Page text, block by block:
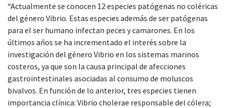
“Actualmente se conocen 12 especies patógenas no coléricas
del género Vibrio. Estas especies además de ser patógenas
para el ser humano infectan peces y camarones. En los
últimos años se ha incrementado el interés sobre la
investigación del género Vibrio en los sistemas marinos
costeros, ya que son la causa principal de afecciones
gastrointestinales asociadas al consumo de moluscos
bivalvos. En función de lo anterior, tres especies tienen
importancia clínica: Vibrio cholerae responsable del cólera;